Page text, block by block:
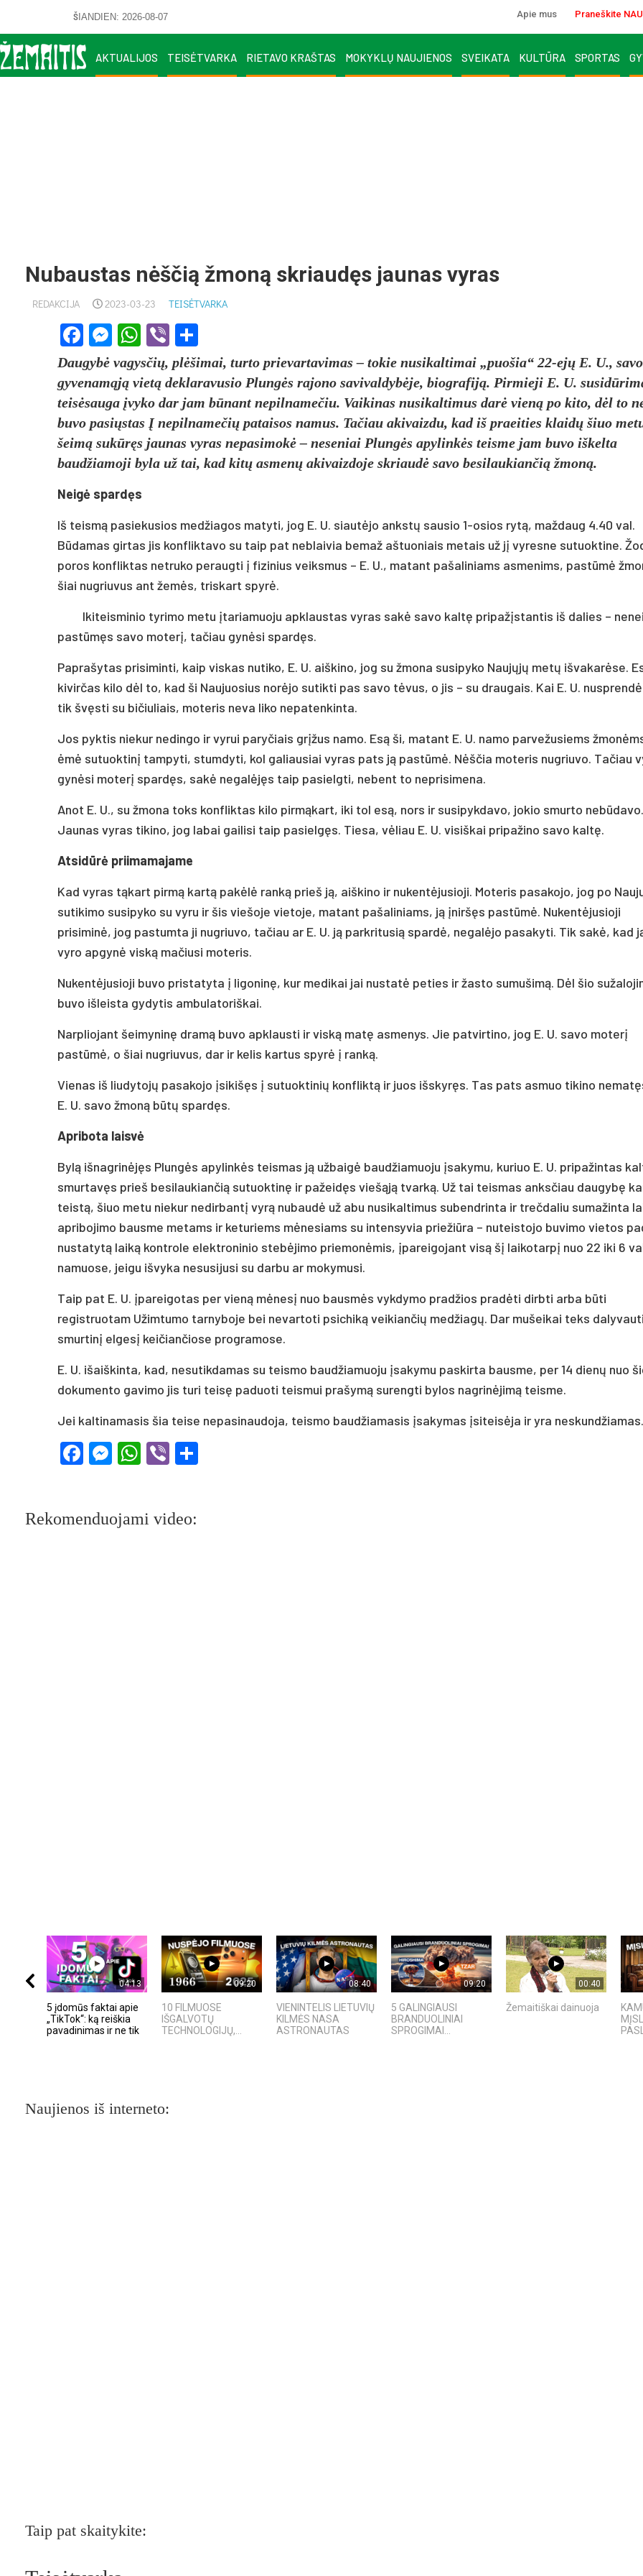
ŠIANDIEN: 2026-08-07 Apie mus Praneškite
AKTUALIJOS TEISĖTVARKA RIETAVO KRAŠTAS MOKYKLŲ NAUJIENOS SVEIKATA KULTŪRA SPORTAS
Nubaustas nėščią žmoną skriaudęs jaunas vyras
REDAKCIJA 2023-03-23 TEISĖTVARKA
Facebook
Messenger
WhatsApp
Viber
Daugybė vagysčių, plėšimai, turto prievartavimas – tokie nusikaltimai „puošia“ 22-ejų E. U., savo
gyvenamąją vietą deklaravusio Plungės rajono savivaldybėje, biografiją. Pirmieji E. U.
teisėsauga įvyko dar jam būnant nepilnamečiu. Vaikinas nusikaltimus darė vieną po kito, dėl to
buvo pasiųstas Į nepilnamečių pataisos namus. Tačiau akivaizdu, kad iš praeities klaidų šiuo
šeimą sukūręs jaunas vyras nepasimokė – neseniai Plungės apylinkės teisme jam buvo iškelta
baudžiamoji byla už tai, kad kitų asmenų akivaizdoje skriaudė savo besilaukiančią žmoną.
Neigė spardęs
Iš teismą pasiekusios medžiagos matyti, jog E. U. siautėjo ankstų sausio 1-osios rytą, maždaug 4.40 val.
Būdamas girtas jis konfliktavo su taip pat neblaivia bemaž aštuoniais metais už jį vyresne sutuoktine.
poros konfliktas netruko peraugti į fizinius veiksmus – E. U., matant pašaliniams asmenims, pastūmė
šiai nugriuvus ant žemės, triskart spyrė.
Ikiteisminio tyrimo metu įtariamuoju apklaustas vyras sakė savo kaltę pripažįstantis iš dalies –
pastūmęs savo moterį, tačiau gynėsi spardęs.
Paprašytas prisiminti, kaip viskas nutiko, E. U. aiškino, jog su žmona susipyko Naujųjų metų išvakarėse.
kivirčas kilo dėl to, kad ši Naujuosius norėjo sutikti pas savo tėvus, o jis – su draugais. Kai E. U.
tik švęsti su bičiuliais, moteris neva liko nepatenkinta.
Jos pyktis niekur nedingo ir vyrui paryčiais grįžus namo. Esą ši, matant E. U. namo parvežusiems
ėmė sutuoktinį tampyti, stumdyti, kol galiausiai vyras pats ją pastūmė. Nėščia moteris nugriuvo. Tačiau
gynėsi moterį spardęs, sakė negalėjęs taip pasielgti, nebent to neprisimena.
Anot E. U., su žmona toks konfliktas kilo pirmąkart, iki tol esą, nors ir susipykdavo, jokio smurto nebūdavo.
Jaunas vyras tikino, jog labai gailisi taip pasielgęs. Tiesa, vėliau E. U. visiškai pripažino savo kaltę.
Atsidūrė priimamajame
Kad vyras tąkart pirmą kartą pakėlė ranką prieš ją, aiškino ir nukentėjusioji. Moteris pasakojo, jog po
sutikimo susipyko su vyru ir šis viešoje vietoje, matant pašaliniams, ją įniršęs pastūmė. Nukentėjusioji
prisiminė, jog pastumta ji nugriuvo, tačiau ar E. U. ją parkritusią spardė, negalėjo pasakyti. Tik sakė, kad
vyro apgynė viską mačiusi moteris.
Nukentėjusioji buvo pristatyta į ligoninę, kur medikai jai nustatė peties ir žasto sumušimą. Dėl šio
buvo išleista gydytis ambulatoriškai.
Narpliojant šeimyninę dramą buvo apklausti ir viską matę asmenys. Jie patvirtino, jog E. U. savo moterį
pastūmė, o šiai nugriuvus, dar ir kelis kartus spyrė į ranką.
Vienas iš liudytojų pasakojo įsikišęs į sutuoktinių konfliktą ir juos išskyręs. Tas pats asmuo tikino
E. U. savo žmoną būtų spardęs.
Apribota laisvė
Bylą išnagrinėjęs Plungės apylinkės teismas ją užbaigė baudžiamuoju įsakymu, kuriuo E. U. pripažintas
smurtavęs prieš besilaukiančią sutuoktinę ir pažeidęs viešąją tvarką. Už tai teismas anksčiau daugybę
teistą, šiuo metu niekur nedirbantį vyrą nubaudė už abu nusikaltimus subendrinta ir trečdaliu sumažinta
apribojimo bausme metams ir keturiems mėnesiams su intensyvia priežiūra – nuteistojo buvimo vietos
nustatytą laiką kontrole elektroninio stebėjimo priemonėmis, įpareigojant visą šį laikotarpį nuo 22 iki 6
namuose, jeigu išvyka nesusijusi su darbu ar mokymusi.
Taip pat E. U. įpareigotas per vieną mėnesį nuo bausmės vykdymo pradžios pradėti dirbti arba būti
registruotam Užimtumo tarnyboje bei nevartoti psichiką veikiančių medžiagų. Dar mušeikai teks dalyvauti
smurtinį elgesį keičiančiose programose.
E. U. išaiškinta, kad, nesutikdamas su teismo baudžiamuoju įsakymu paskirta bausme, per 14 dienų nuo
dokumento gavimo jis turi teisę paduoti teismui prašymą surengti bylos nagrinėjimą teisme.
Jei kaltinamasis šia teise nepasinaudoja, teismo baudžiamasis įsakymas įsiteisėja ir yra neskundžiamas.
Facebook
Messenger
WhatsApp
Viber
Rekomenduojami video:
04:13
5 įdomūs faktai apie
„TikTok“: ką reiškia
pavadinimas ir ne tik
09:20
10 FILMUOSE
IŠGALVOTŲ
TECHNOLOGIJŲ,...
08:40
VIENINTELIS LIETUVIŲ
KILMĖS NASA
ASTRONAUTAS
09:20
5 GALINGIAUSI
BRANDUOLINIAI
SPROGIMAI...
00:40
Žemaitiškai dainuoja
Naujienos iš interneto:
Taip pat skaitykite: